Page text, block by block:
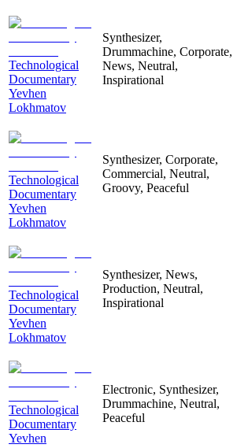
Technological
Documentary
Yevhen
Lokhmatov
Synthesizer,
Drummachine, Corporate,
News, Neutral,
Inspirational
Technological
Documentary
Yevhen
Lokhmatov
Synthesizer, Corporate,
Commercial, Neutral,
Groovy, Peaceful
Technological
Documentary
Yevhen
Lokhmatov
Synthesizer, News,
Production, Neutral,
Inspirational
Technological
Documentary
Yevhen
Electronic, Synthesizer,
Drummachine, Neutral,
Peaceful